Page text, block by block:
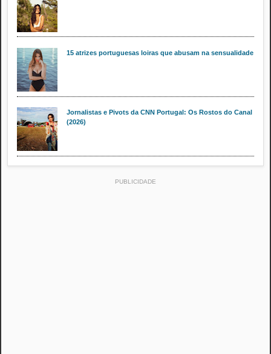
15 atrizes portuguesas loiras que abusam na sensualidade
Jornalistas e Pivots da CNN Portugal: Os Rostos do Canal
(2026)
PUBLICIDADE